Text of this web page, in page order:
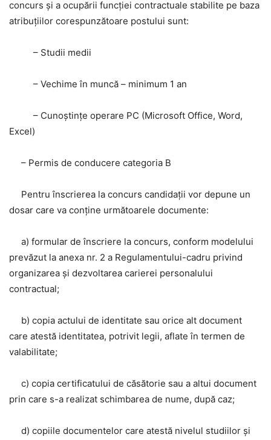
concurs şi a ocupării funcţiei contractuale stabilite pe baza
atribuțiilor corespunzătoare postului sunt:
– Studii medii
– Vechime în muncă – minimum 1 an
– Cunoștințe operare PC (Microsoft Office, Word,
Excel)
– Permis de conducere categoria B
Pentru înscrierea la concurs candidații vor depune un
dosar care va conține următoarele documente:
a) formular de înscriere la concurs, conform modelului
prevăzut la anexa nr. 2 a Regulamentului-cadru privind
organizarea și dezvoltarea carierei personalului
contractual;
b) copia actului de identitate sau orice alt document
care atestă identitatea, potrivit legii, aflate în termen de
valabilitate;
c) copia certificatului de căsătorie sau a altui document
prin care s-a realizat schimbarea de nume, după caz;
d) copiile documentelor care atestă nivelul studiilor și